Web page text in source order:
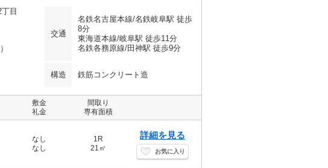
目
交通
名鉄名古屋本線/名鉄岐阜駅 徒歩
8分
東海道本線/岐阜駅 徒歩11分
名鉄各務原線/田神駅 徒歩9分
構造 鉄筋コンクリート造
敷金
礼金
間取り
専有面積
なし
なし
1R
21㎡
詳細を見る
お気に入り